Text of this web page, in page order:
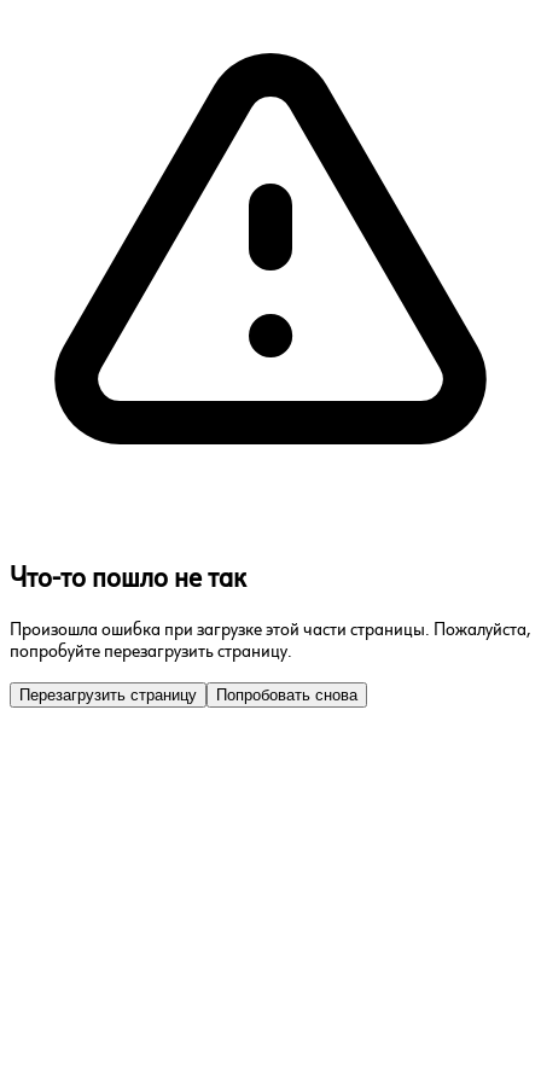
Что-то пошло не так
Произошла ошибка при загрузке этой части страницы. Пожалуйста,
попробуйте перезагрузить страницу.
Перезагрузить страницу Попробовать снова